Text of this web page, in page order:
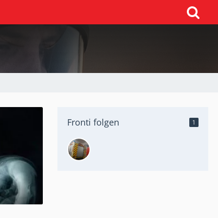
Fronti folgen 1